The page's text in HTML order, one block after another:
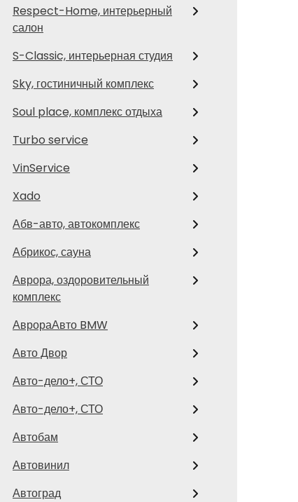
Respect-Home, интерьерный
салон
S-Classic, интерьерная студия
Sky, гостиничный комплекс
Soul place, комплекс отдыха
Turbo service
VinService
Xado
Абв-авто, автокомплекс
Абрикос, сауна
Аврора, оздоровительный
комплекс
АврораАвто BMW
Авто Двор
Авто-дело+, СТО
Авто-дело+, СТО
Автобам
Автовинил
Автоград